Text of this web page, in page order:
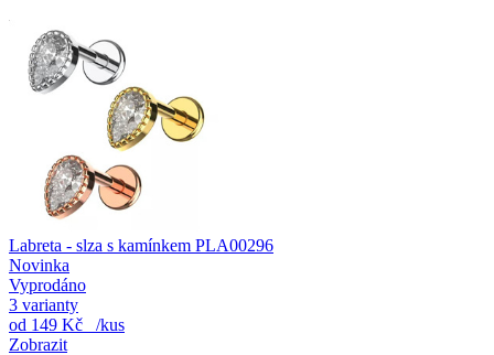
Labreta - slza s kamínkem PLA00296
Novinka
Vyprodáno
3 varianty
od 149 Kč
/kus
Zobrazit